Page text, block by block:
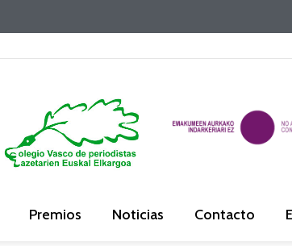
Premios Noticias Contacto